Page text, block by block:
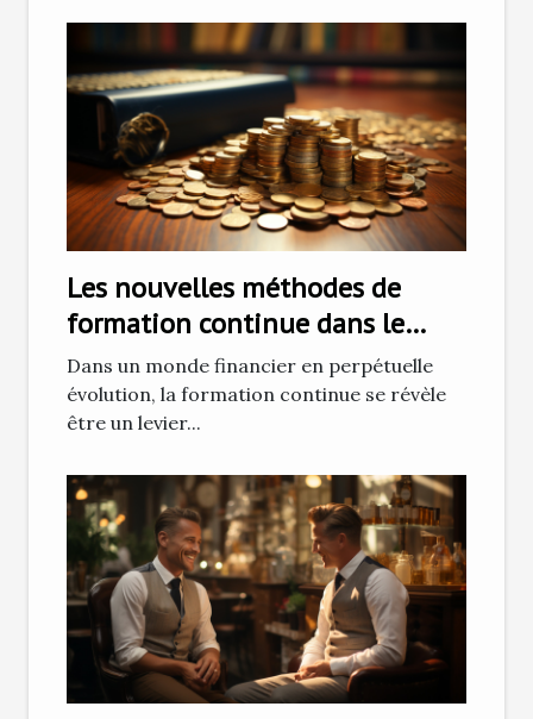
Les nouvelles méthodes de
formation continue dans le
secteur financier
Dans un monde financier en perpétuelle
évolution, la formation continue se révèle
être un levier...